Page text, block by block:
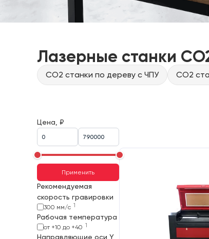
Лазерные станки
CO2 станки по дереву с ЧПУ CO2
Цена, ₽
Применить
Рекомендуемая
скорость гравировки
300 мм/с 1
Рабочая температура
от +10 до +40 1
Направляющие оси Y